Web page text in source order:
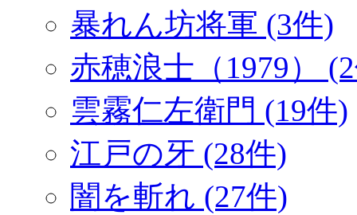
暴れん坊将軍 (3件)
赤穂浪士（1979）
雲霧仁左衛門 (19件)
江戸の牙 (28件)
闇を斬れ (27件)